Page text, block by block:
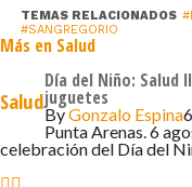
De manera paralela a
todos los martes por
la Ilustre
de diversas
matronería, nutrición,
TEMAS RELACIONADOS
#SANGREGORIO
Más en Salud
Salud
Día del Niño:
juguetes
ByGonzalo Espina
Punta Arenas. 6
celebración del Día del